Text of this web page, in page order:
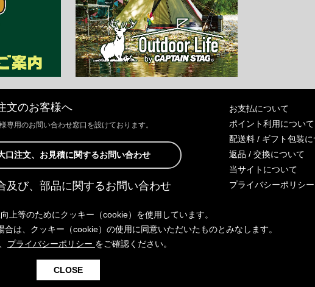
文のお客様へ
専用のお問い合わせ窓口を設けております。
口注文、お見積に関するお問い合わせ
及び、部品に関するお問い合わせ
イトにて承っております。
さい。
お支払について
ポイント利用について
配送料 / ギフト包装に
返品 / 交換について
当サイトについて
プライバシーポリシー
お問い合わせ
上等のためにクッキー（cookie）を使用しています。
は、クッキー（cookie）の使用に同意いただいたものとみなします。
プライバシーポリシー をご確認ください。
CLOSE